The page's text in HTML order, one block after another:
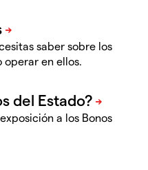
saber sobre los
operar en ellos.
a los Bonos